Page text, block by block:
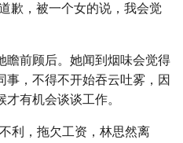
歉，被一个女的说，我会觉
瞻前顾后。她闻到烟味会觉得
事，不得不开始吞云吐雾，因
有机会谈谈工作。
利，拖欠工资，林思然离